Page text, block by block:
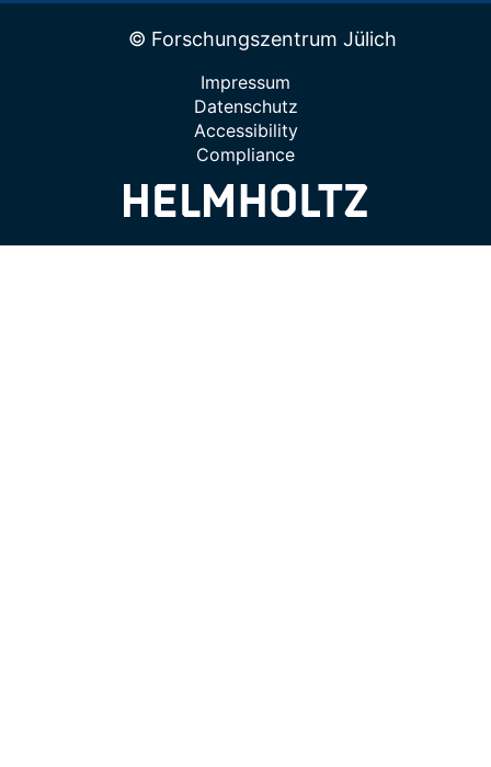
© Forschungszentrum Jülich
Impressum
Datenschutz
Accessibility
Compliance